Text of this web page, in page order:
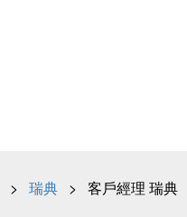
> 瑞典 > 客戶經理 瑞典